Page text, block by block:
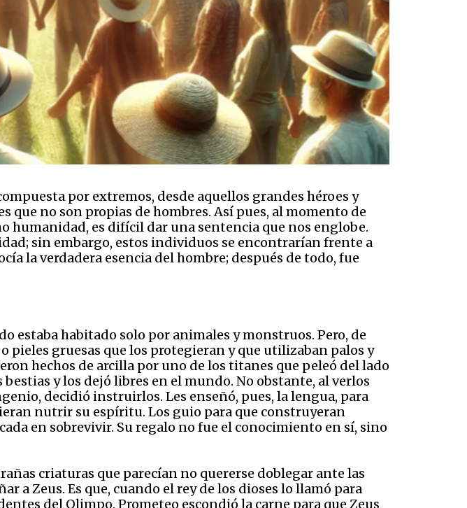
por extremos, desde aquellos grandes héroes y
que no son propias de hombres. Así pues, al momento de
humanidad, es difícil dar una sentencia que nos englobe.
sin embargo, estos individuos se encontrarían frente a
la verdadera esencia del hombre; después de todo, fue
estaba habitado solo por animales y monstruos. Pero, de
pieles gruesas que los protegieran y que utilizaban palos y
hechos de arcilla por uno de los titanes que peleó del lado
y los dejó libres en el mundo. No obstante, al verlos
decidió instruirlos. Les enseñó, pues, la lengua, para
nutrir su espíritu. Los guio para que construyeran
en sobrevivir. Su regalo no fue el conocimiento en sí, sino
criaturas que parecían no quererse doblegar ante las
a Zeus. Es que, cuando el rey de los dioses lo llamó para
del Olimpo, Prometeo escondió la carne para que Zeus